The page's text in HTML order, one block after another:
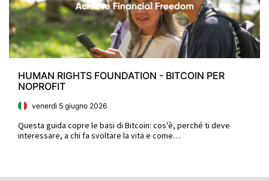
HUMAN RIGHTS FOUNDATION - BITCOIN PER
NOPROFIT
venerdì 5 giugno 2026
Questa guida copre le basi di Bitcoin: cos'è, perché ti deve
interessare, a chi fa svoltare la vita e come…